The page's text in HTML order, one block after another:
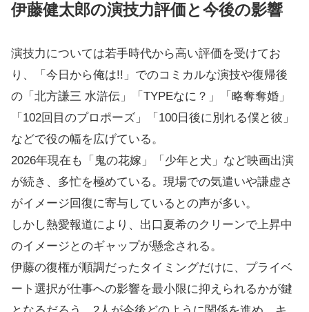
伊藤健太郎の演技力評価と今後の影響
演技力については若手時代から高い評価を受けてお
り、「今日から俺は!!」でのコミカルな演技や復帰後
の「北方謙三 水滸伝」「TYPEなに？」「略奪奪婚」
「102回目のプロポーズ」「100日後に別れる僕と彼」
などで役の幅を広げている。
2026年現在も「鬼の花嫁」「少年と犬」など映画出演
が続き、多忙を極めている。現場での気遣いや謙虚さ
がイメージ回復に寄与しているとの声が多い。
しかし熱愛報道により、出口夏希のクリーンで上昇中
のイメージとのギャップが懸念される。
伊藤の復権が順調だったタイミングだけに、プライベ
ート選択が仕事への影響を最小限に抑えられるかが鍵